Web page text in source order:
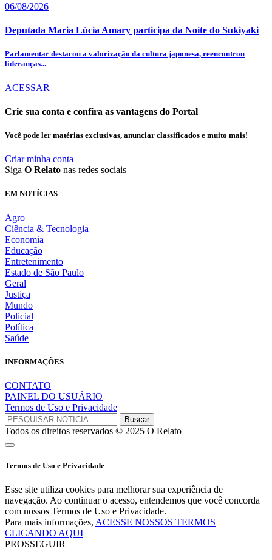
06/08/2026
Deputada Maria Lúcia Amary participa da Noite do Sukiyaki
Parlamentar destacou a valorização da cultura japonesa, reencontrou
lideranças...
ACESSAR
Crie sua conta e confira as vantagens do Portal
Você pode ler matérias exclusivas, anunciar classificados e muito mais!
Criar minha conta
Siga O Relato nas redes sociais
EM NOTÍCIAS
Agro
Ciência & Tecnologia
Economia
Educação
Entretenimento
Estado de São Paulo
Geral
Justiça
Mundo
Policial
Política
Saúde
INFORMAÇÕES
CONTATO
PAINEL DO USUÁRIO
Termos de Uso e Privacidade
Todos os direitos reservados © 2025 O Relato
Termos de Uso e Privacidade
Esse site utiliza cookies para melhorar sua experiência de
navegação. Ao continuar o acesso, entendemos que você concorda
com nossos Termos de Uso e Privacidade.
Para mais informações, ACESSE NOSSOS TERMOS
CLICANDO AQUI
PROSSEGUIR